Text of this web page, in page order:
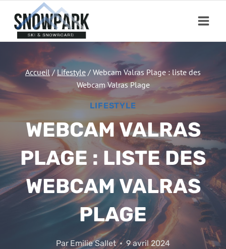
contenu
Accueil / Lifestyle / Webcam Valras Plage : liste des
Webcam Valras Plage
LIFESTYLE
WEBCAM VALRAS
PLAGE : LISTE DES
WEBCAM VALRAS
PLAGE
Par Emilie Sallet 9 avril 2024